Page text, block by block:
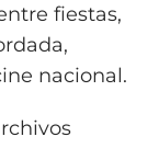
fiestas,
nacional.